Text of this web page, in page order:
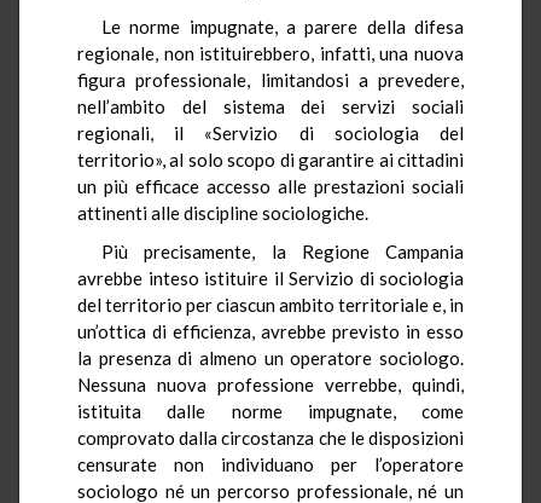
Le norme impugnate, a parere della difesa
regionale, non istituirebbero, infatti, una nuova
figura professionale, limitandosi a prevedere,
nell’ambito del sistema dei servizi sociali
regionali, il «Servizio di sociologia del
territorio», al solo scopo di garantire ai cittadini
un più efficace accesso alle prestazioni sociali
attinenti alle discipline sociologiche.
Più precisamente, la Regione Campania
avrebbe inteso istituire il Servizio di sociologia
del territorio per ciascun ambito territoriale e, in
un’ottica di efficienza, avrebbe previsto in esso
la presenza di almeno un operatore sociologo.
Nessuna nuova professione verrebbe, quindi,
istituita dalle norme impugnate, come
comprovato dalla circostanza che le disposizioni
censurate non individuano per l’operatore
sociologo né un percorso professionale, né un